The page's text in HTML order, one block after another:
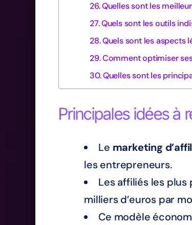
Quelles sont les
Quels sont les outils
Quels sont les aspects
Comment optimiser
Quelles sont les
Principales idées à
Le marketing
les entrepreneurs.
Les affiliés les
milliers d’euros par
Ce modèle